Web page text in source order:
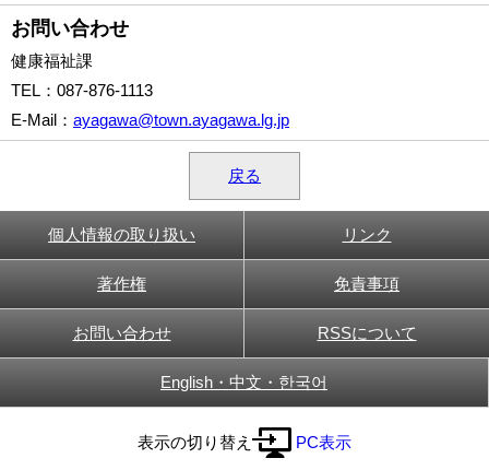
お問い合わせ
健康福祉課
TEL ：087-876-1113
E-Mail ： ayagawa@town.ayagawa.lg.jp
戻る
個人情報の取り扱い リンク
著作権 免責事項
お問い合わせ RSSについて
English・中文・한국어
表示の切り替え PC表示